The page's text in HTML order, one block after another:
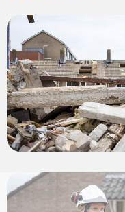
View
photo
View
photo